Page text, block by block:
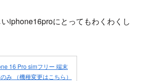
iphone16proにとってもわくわくし
16 Pro simフリー 端末
み （機種変更はこちら）